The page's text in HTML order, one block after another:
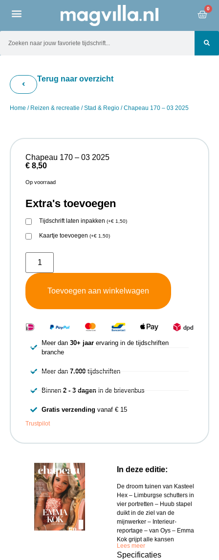
0
Terug naar overzicht
Home / Reizen & recreatie /Stad & Regio / Chapeau 170 – 03 2025
In deze editie:
De droom tuinen van Kasteel
Hex – Limburgse schutters in
vier portretten – Huub stapel
duikt in de ziel van de
mijnwerker – Interieur-
reportage – van Oys – Emma
Kok grijpt alle kansen
Lees meer
Specificaties
Chapeau 170 – 03 2025
€ 8,50
Op voorraad
Extra's toevoegen
Tijdschrift laten inpakken (+€ 1,50)
Kaartje toevoegen (+€ 1,50)
Toevoegen aan winkelwagen
Meer dan 30+ jaarervaring in de tijdschriften
branche
Meer dan 7.000tijdschriften
Binnen 2 - 3 dagenin de brievenbus
Gratis verzending vanaf € 15
Trustpilot